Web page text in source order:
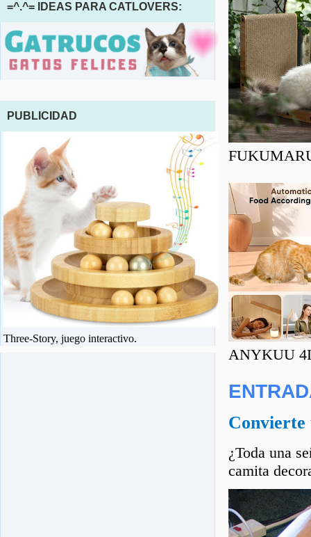
ANYKUU
Convierte
¿Toda una
camita
=^.^= IDEAS PARA CATLOVERS:
PUBLICIDAD
Three-Story, juego interactivo.